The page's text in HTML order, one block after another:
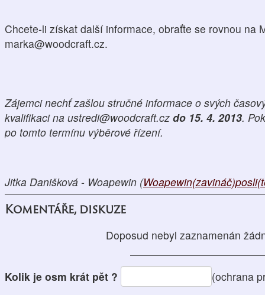
Chcete-li získat další informace, obraťte se rovnou na
marka@woodcraft.cz.
Zájemci nechť zašlou stručné informace o svých
kvalifikaci na ustredi@woodcraft.cz do 15. 4. 2013.
po tomto termínu výběrové řízení.
Jitka Danišková - Woapewin (
Komentáře, diskuze
Doposud nebyl zaznamenán
Kolik je osm krát pět ? (ochrana